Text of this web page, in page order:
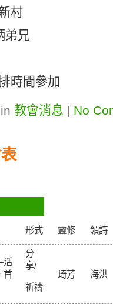
村
弟兄
時間參加
教會消息 | No
形式 靈修 領詩
活
分
享/
祈禱
琦芳 海洪